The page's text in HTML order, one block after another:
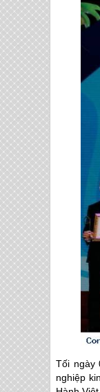
Tối ngày
nghiệp